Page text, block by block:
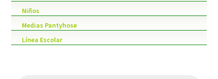
Niños
Medias Pantyhose
Línea Escolar